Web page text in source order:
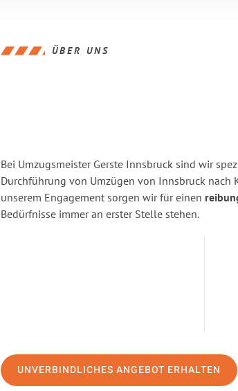
ÜBER UNS
Bei Umzugsmeister Gerste Innsbruck sind wir
Durchführung von Umzügen von Innsbruck nach
unserem Engagement sorgen wir für einen
Bedürfnisse immer an erster Stelle stehen.
UNVERBINDLICHES ANGEBOT ERHALTEN